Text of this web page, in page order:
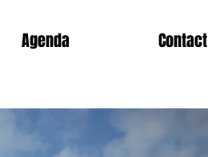
Agenda Contact